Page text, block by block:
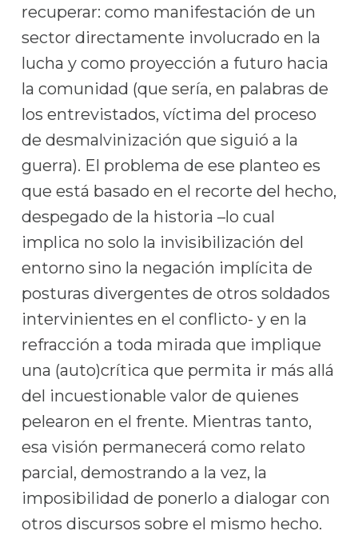
recuperar: como manifestación de un
sector directamente involucrado en la
lucha y como proyección a futuro hacia
la comunidad (que sería, en palabras de
los entrevistados, víctima del proceso
de desmalvinización que siguió a la
guerra). El problema de ese planteo es
que está basado en el recorte del hecho,
despegado de la historia –lo cual
implica no solo la invisibilización del
entorno sino la negación implícita de
posturas divergentes de otros soldados
intervinientes en el conflicto- y en la
refracción a toda mirada que implique
una (auto)crítica que permita ir más allá
del incuestionable valor de quienes
pelearon en el frente. Mientras tanto,
esa visión permanecerá como relato
parcial, demostrando a la vez, la
imposibilidad de ponerlo a dialogar con
otros discursos sobre el mismo hecho.